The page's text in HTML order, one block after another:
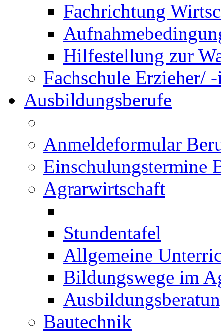
Fachrichtung
Hilfestellung zur
Fachschule Erzieher/
Ausbildungsberufe
Anmeldeformular
Einschulungstermine
Agrarwirtschaft
Stundentafel
Allgemeine
Bildungswege im
Bautechnik